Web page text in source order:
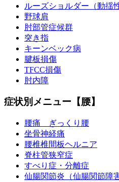
ルーズショルダー（動揺
野球肩
肘部管症候群
突き指
キーンベック病
腱板損傷
TFCC損傷
肘内障
症状別メニュー【腰】
腰痛 ぎっくり腰
坐骨神経痛
腰椎椎間板ヘルニア
脊柱管狭窄症
すべり症・分離症
仙腸関節炎（仙腸関節障害